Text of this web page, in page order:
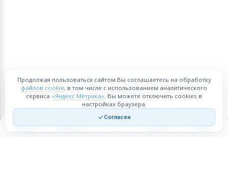
Главная Закладки Корзина Войти
Продолжая пользоваться сайтом Вы соглашаетесь на обработку
файлов cookie, в том числе с использованием аналитического
сервиса «Яндекс Метрика». Вы можете отключить cookies в
настройках браузера.
Согласен